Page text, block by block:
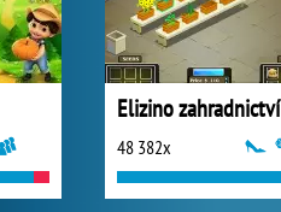
Elizino zahradnictví
48 382x